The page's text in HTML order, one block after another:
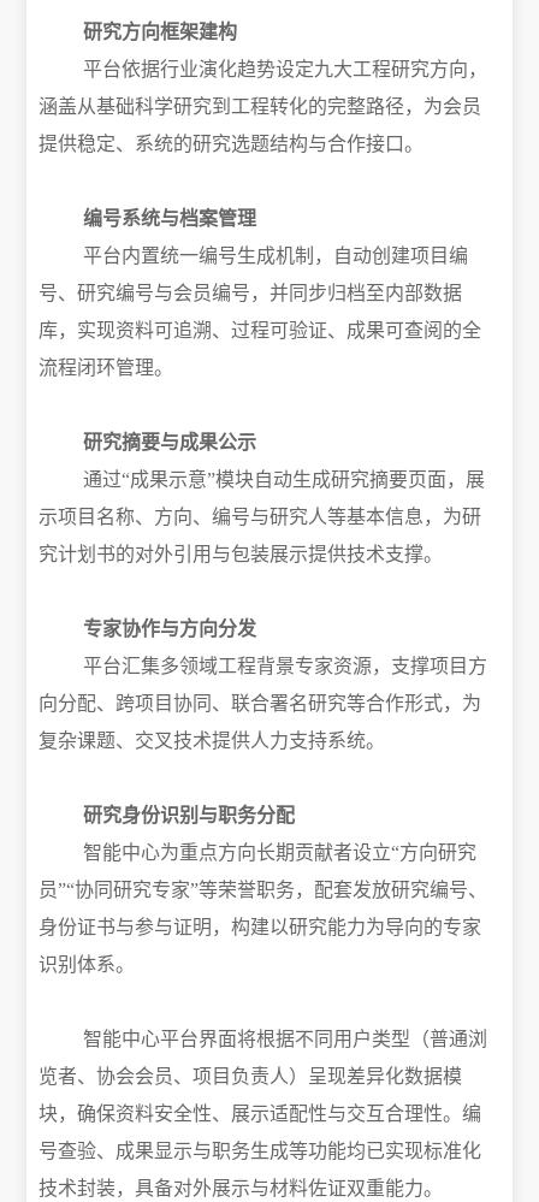
研究方向框架建构
平台依据行业演化趋势设定九大工程研究方向，
涵盖从基础科学研究到工程转化的完整路径，为会员
提供稳定、系统的研究选题结构与合作接口。
编号系统与档案管理
平台内置统一编号生成机制，自动创建项目编
号、研究编号与会员编号，并同步归档至内部数据
库，实现资料可追溯、过程可验证、成果可查阅的全
流程闭环管理。
研究摘要与成果公示
通过“成果示意”模块自动生成研究摘要页面，展
示项目名称、方向、编号与研究人等基本信息，为研
究计划书的对外引用与包装展示提供技术支撑。
专家协作与方向分发
平台汇集多领域工程背景专家资源，支撑项目方
向分配、跨项目协同、联合署名研究等合作形式，为
复杂课题、交叉技术提供人力支持系统。
研究身份识别与职务分配
智能中心为重点方向长期贡献者设立“方向研究
员”“协同研究专家”等荣誉职务，配套发放研究编号、
身份证书与参与证明，构建以研究能力为导向的专家
识别体系。
智能中心平台界面将根据不同用户类型（普通浏
览者、协会会员、项目负责人）呈现差异化数据模
块，确保资料安全性、展示适配性与交互合理性。编
号查验、成果显示与职务生成等功能均已实现标准化
技术封装，具备对外展示与材料佐证双重能力。